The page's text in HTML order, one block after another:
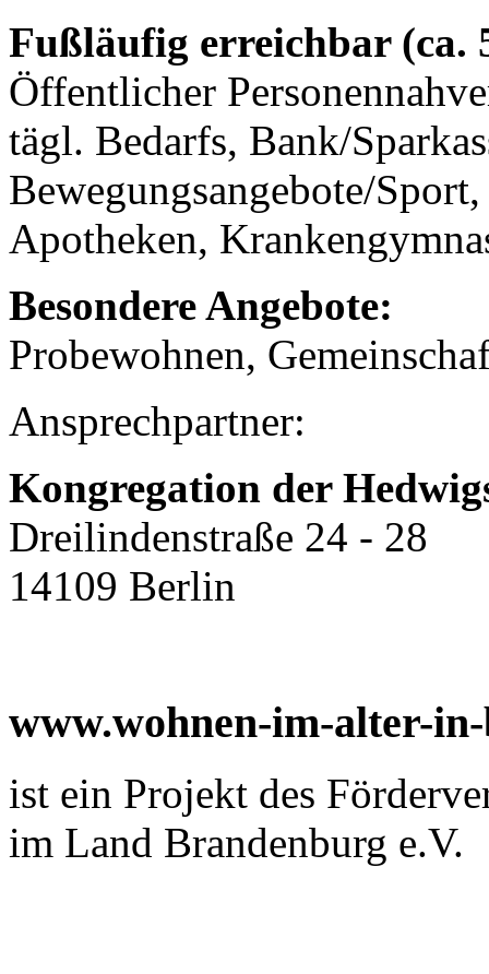
Fußläufig erreichbar (ca.
Öffentlicher
tägl. Bedarfs, Bank/
Bewegungsangebote/
Apotheken,
Besondere Angebote:
Probewohnen,
Ansprechpartner:
Kongregation der
Dreilindenstraße 24 - 28
14109 Berlin
www.wohnen-im-alter-
ist ein Projekt des
im Land Brandenburg e.V.